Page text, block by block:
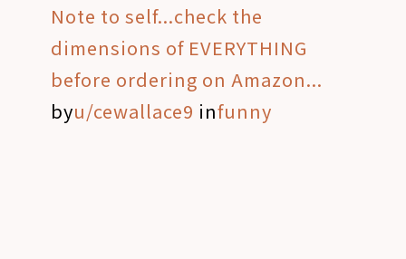
Note to self...check the
dimensions of EVERYTHING
before ordering on Amazon...
byu/cewallace9 infunny